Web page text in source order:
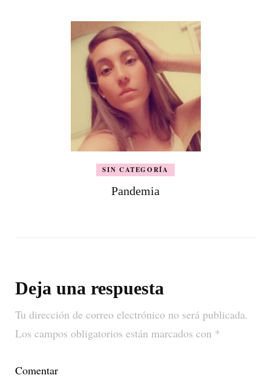
SIN CATEGORÍA
Pandemia
Deja una respuesta
Tu dirección de correo electrónico no será publicada.
Los campos obligatorios están marcados con *
Comentar